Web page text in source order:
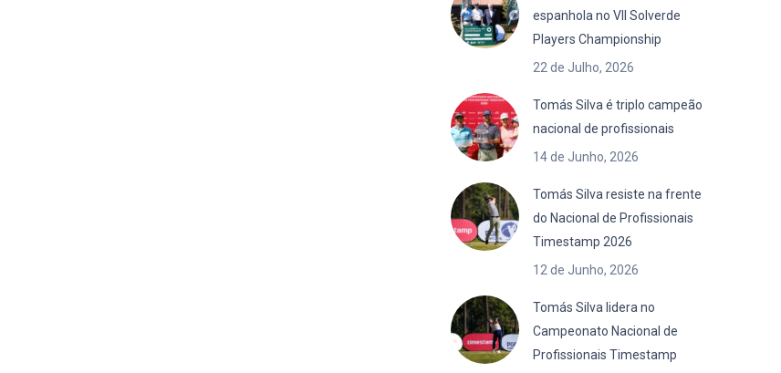
espanhola no VII Solverde
Players Championship
22 de Julho, 2026
Tomás Silva é triplo campeão
nacional de profissionais
14 de Junho, 2026
Tomás Silva resiste na frente
do Nacional de Profissionais
Timestamp 2026
12 de Junho, 2026
Tomás Silva lidera no
Campeonato Nacional de
Profissionais Timestamp